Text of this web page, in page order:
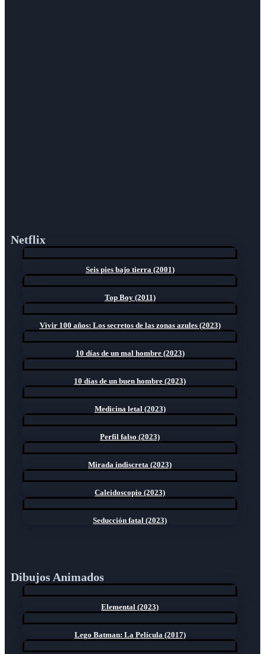
Netflix
Seis pies bajo tierra (2001)
Top Boy (2011)
Vivir 100 años: Los secretos de las zonas azules (2023)
10 días de un mal hombre (2023)
10 días de un buen hombre (2023)
Medicina letal (2023)
Perfil falso (2023)
Mirada indiscreta (2023)
Caleidoscopio (2023)
Seducción fatal (2023)
Dibujos Animados
Elemental (2023)
Lego Batman: La Película (2017)